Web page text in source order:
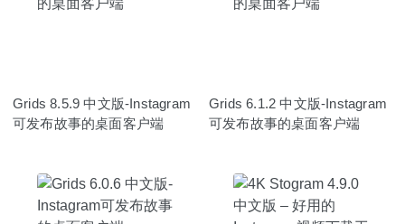
Grids 8.5.9 中文版-Instagram
可发布故事的桌面客户端
Grids 6.1.2 中文版-Instagram
可发布故事的桌面客户端